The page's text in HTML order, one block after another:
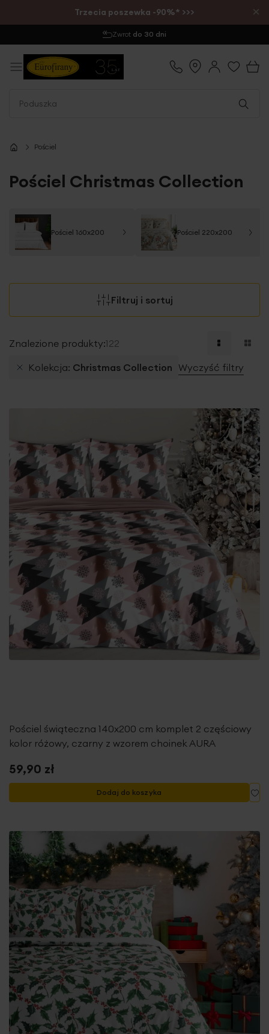
Trzecia poszewka -90%* >>> ×
Wysyłka 1-2 dni
Pościel
Pościel Christmas Collection
Pościel 160x200 Pościel 220x200
Filtruj i sortuj
Znalezione produkty:122
Kolekcja Christmas Collection Wyczyść filtry
Pościel świąteczna 140x200 cm komplet 2 częściowy
kolor różowy, czarny z wzorem choinek AURA
59,90 zł
Dodaj do koszyka